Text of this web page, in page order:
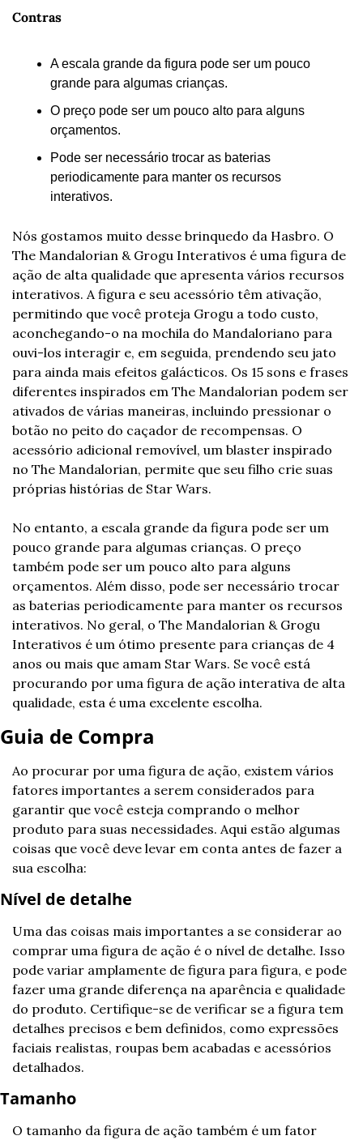
Contras
A escala grande da figura pode ser um pouco
grande para algumas crianças.
O preço pode ser um pouco alto para alguns
orçamentos.
Pode ser necessário trocar as baterias
periodicamente para manter os recursos
interativos.
Nós gostamos muito desse brinquedo da Hasbro. O
The Mandalorian & Grogu Interativos é uma figura de
ação de alta qualidade que apresenta vários recursos
interativos. A figura e seu acessório têm ativação,
permitindo que você proteja Grogu a todo custo,
aconchegando-o na mochila do Mandaloriano para
ouvi-los interagir e, em seguida, prendendo seu jato
para ainda mais efeitos galácticos. Os 15 sons e frases
diferentes inspirados em The Mandalorian podem ser
ativados de várias maneiras, incluindo pressionar o
botão no peito do caçador de recompensas. O
acessório adicional removível, um blaster inspirado
no The Mandalorian, permite que seu filho crie suas
próprias histórias de Star Wars.
No entanto, a escala grande da figura pode ser um
pouco grande para algumas crianças. O preço
também pode ser um pouco alto para alguns
orçamentos. Além disso, pode ser necessário trocar
as baterias periodicamente para manter os recursos
interativos. No geral, o The Mandalorian & Grogu
Interativos é um ótimo presente para crianças de 4
anos ou mais que amam Star Wars. Se você está
procurando por uma figura de ação interativa de alta
qualidade, esta é uma excelente escolha.
Guia de Compra
Ao procurar por uma figura de ação, existem vários
fatores importantes a serem considerados para
garantir que você esteja comprando o melhor
produto para suas necessidades. Aqui estão algumas
coisas que você deve levar em conta antes de fazer a
sua escolha:
Nível de detalhe
Uma das coisas mais importantes a se considerar ao
comprar uma figura de ação é o nível de detalhe. Isso
pode variar amplamente de figura para figura, e pode
fazer uma grande diferença na aparência e qualidade
do produto. Certifique-se de verificar se a figura tem
detalhes precisos e bem definidos, como expressões
faciais realistas, roupas bem acabadas e acessórios
detalhados.
Tamanho
O tamanho da figura de ação também é um fator